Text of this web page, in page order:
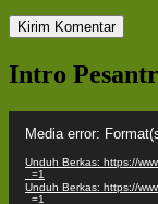
Intro
Video
Media error:
Unduh Berkas: https://
_=1
Unduh Berkas: https://
_=1